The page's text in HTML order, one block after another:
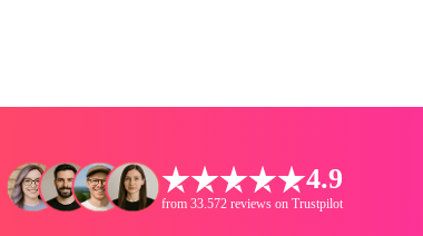
4.9
from 33.572 reviews on Trustpilot